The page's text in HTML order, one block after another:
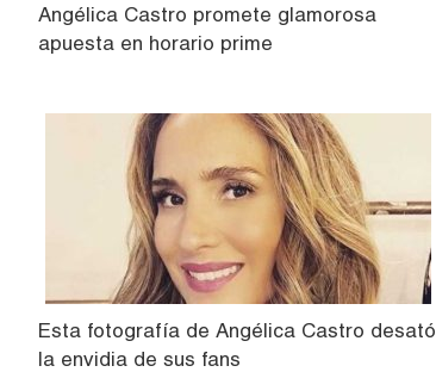
Angélica Castro promete glamorosa
apuesta en horario prime
Esta fotografía de Angélica Castro desató
la envidia de sus fans